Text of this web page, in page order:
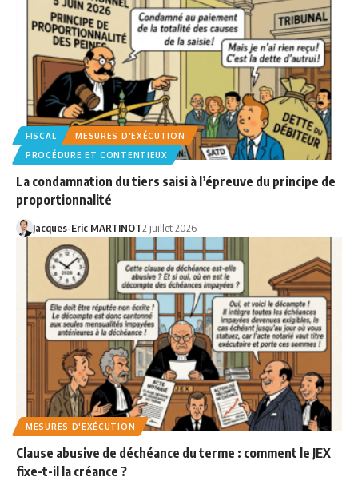
FISCAL
MESURES D'EXÉCUTION
PROCÉDURE ET CONTENTIEUX
La condamnation du tiers saisi à l’épreuve du principe de
proportionnalité
Jacques-Eric MARTINOT2 juillet 2026
MESURES D'EXÉCUTION
Clause abusive de déchéance du terme : comment le JEX
fixe-t-il la créance ?